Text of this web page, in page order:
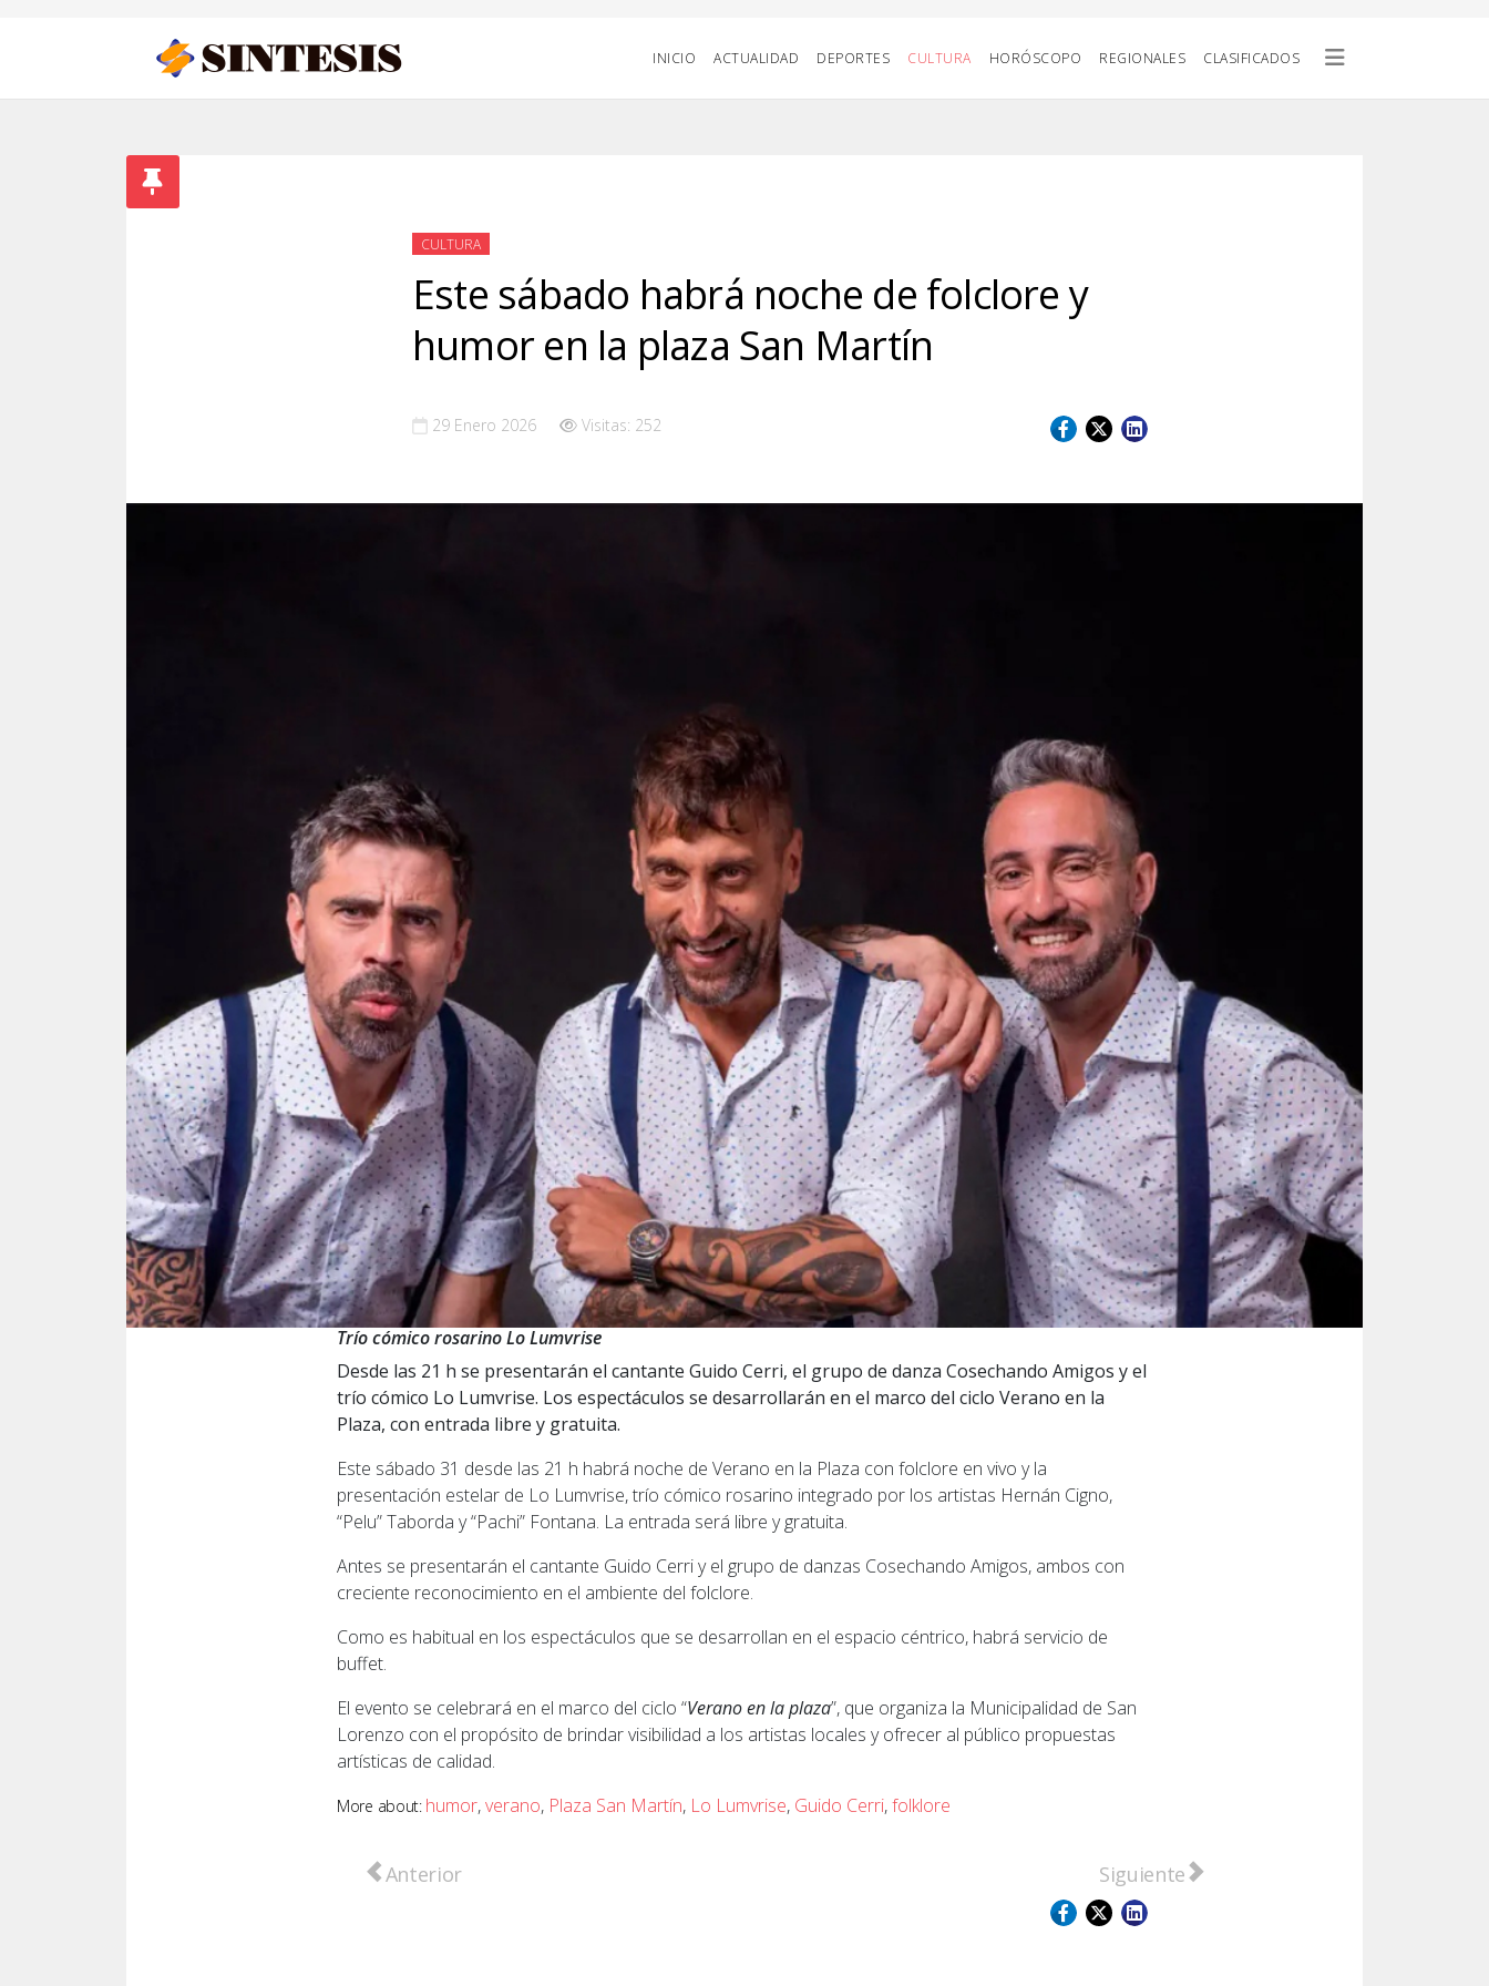
INICIO ACTUALIDAD DEPORTES CULTURA HORÓSCOPO REGIONALES CLASIFICADOS
CULTURA
Este sábado habrá noche de folclore y
humor en la plaza San Martín
29 Enero 2026 Visitas: 252
Trío cómico rosarino Lo Lumvrise
Desde las 21 h se presentarán el cantante Guido Cerri, el grupo de danza Cosechando Amigos y el
trío cómico Lo Lumvrise. Los espectáculos se desarrollarán en el marco del ciclo Verano en la
Plaza, con entrada libre y gratuita.
Este sábado 31 desde las 21 h habrá noche de Verano en la Plaza con folclore en vivo y la
presentación estelar de Lo Lumvrise, trío cómico rosarino integrado por los artistas Hernán Cigno,
“Pelu” Taborda y “Pachi” Fontana. La entrada será libre y gratuita.
Antes se presentarán el cantante Guido Cerri y el grupo de danzas Cosechando Amigos, ambos con
creciente reconocimiento en el ambiente del folclore.
Como es habitual en los espectáculos que se desarrollan en el espacio céntrico, habrá servicio de
buffet.
El evento se celebrará en el marco del ciclo “Verano en la plaza”, que organiza la Municipalidad de San
Lorenzo con el propósito de brindar visibilidad a los artistas locales y ofrecer al público propuestas
artísticas de calidad.
More about: humor,verano, Plaza San Martín, Lo Lumvrise, Guido Cerri,folklore
Artículo anterior: De Granadero Baigorria a Cosquín: La "Mini Sole" que cumplió su sueño bajo la lluvia
Anterior Artículo siguiente: ¿Por qué Gaboto
Siguiente